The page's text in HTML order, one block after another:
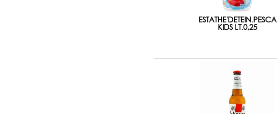
ESTATHE'DETEIN.PESCA
KIDS LT.0,25